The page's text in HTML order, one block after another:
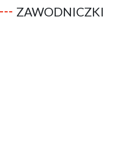
ZAWODNICZKI